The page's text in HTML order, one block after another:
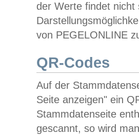
der Werte findet
von PEGELONLINE
QR-Codes
Auf der
Seite anzeigen" ein
Stammdatenseite
gescannt, so wird